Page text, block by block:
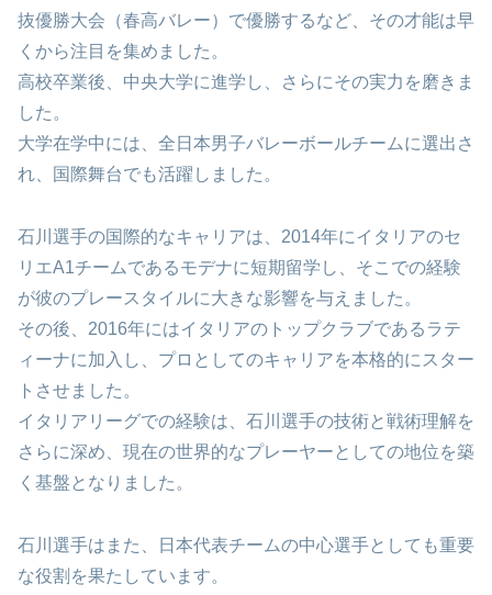
抜優勝大会（春高バレー）で優勝するなど、その才能は早
くから注目を集めました。
高校卒業後、中央大学に進学し、さらにその実力を磨きま
した。
大学在学中には、全日本男子バレーボールチームに選出さ
れ、国際舞台でも活躍しました。
石川選手の国際的なキャリアは、2014年にイタリアのセ
リエA1チームであるモデナに短期留学し、そこでの経験
が彼のプレースタイルに大きな影響を与えました。
その後、2016年にはイタリアのトップクラブであるラテ
ィーナに加入し、プロとしてのキャリアを本格的にスター
トさせました。
イタリアリーグでの経験は、石川選手の技術と戦術理解を
さらに深め、現在の世界的なプレーヤーとしての地位を築
く基盤となりました。
石川選手はまた、日本代表チームの中心選手としても重要
な役割を果たしています。